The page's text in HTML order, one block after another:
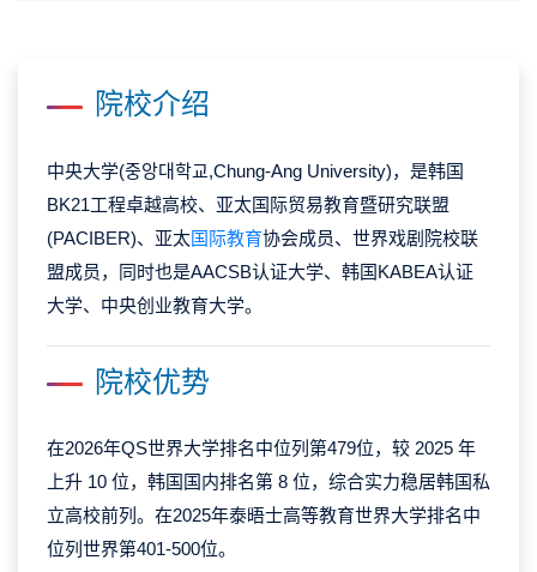
院校介绍
中央大学(중앙대학교,Chung-Ang University)，是韩国
BK21工程卓越高校、亚太国际贸易教育暨研究联盟
(PACIBER)、亚太国际教育协会成员、世界戏剧院校联
盟成员，同时也是AACSB认证大学、韩国KABEA认证
大学、中央创业教育大学。
院校优势
在2026年QS世界大学排名中位列第479位，较 2025 年
上升 10 位，韩国国内排名第 8 位，综合实力稳居韩国私
立高校前列。在2025年泰晤士高等教育世界大学排名中
位列世界第401-500位。